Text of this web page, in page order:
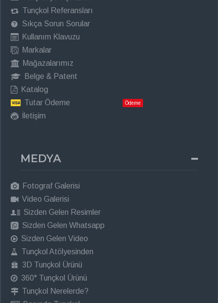
Tunçkol Referansları
Sıkça Sorun Sorular
Kullanım Klavuzu
Markalar
Mağazalarımız
Belge & Patent
Katalog
Tutar Ödeme
Ödeme
İletişim
MEDYA
Fotograf Galerisi
Video Galerisi
Sizden Gelen Resimler
Sizden Gelen Whatsapp
Sizden Gelen Video
Tunçkol Atölyesinden
3D Tunçkol Ürünü
360° Tunçkol Ürünü
Tunçkol Nerelerde?